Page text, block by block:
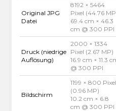
Original JPG
Datei
8192 × 5464
Pixel (44.76
69.4 cm × 46.3
cm @ 300 PPI
Druck (niedrige
Auflösung)
2000 × 1334
Pixel (2.67 MP)
16.9 cm × 11.3
@ 300 PPI
Bildschirm
1199 × 800 Pixel
(0.96 MP)
10.2 cm × 6.8
cm @ 300 PPI